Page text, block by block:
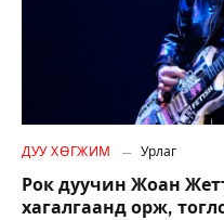
ДУУ ХӨГЖИМ Урлаг
Рок дуучин Жоан
хагалгаанд орж,